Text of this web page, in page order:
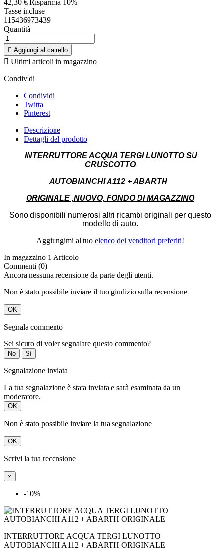
42,30 € Risparmia 10%
Tasse incluse
115436973439
Quantità
 Aggiungi al carrello
 Ultimi articoli in magazzino
Condividi
Condividi
Twitta
Pinterest
Descrizione
Dettagli del prodotto
INTERRUTTORE ACQUA TERGI LUNOTTO SU
CRUSCOTTO
AUTOBIANCHI A112 + ABARTH
ORIGINALE ,NUOVO, FONDO DI MAGAZZINO
Sono disponibili numerosi altri ricambi originali per questo
modello di auto.
Aggiungimi al tuo elenco dei venditori preferiti!
In magazzino 1 Articolo
Commenti (0)
Ancora nessuna recensione da parte degli utenti.
Non è stato possibile inviare il tuo giudizio sulla recensione
OK
Segnala commento
Sei sicuro di voler segnalare questo commento?
No Sì
Segnalazione inviata
La tua segnalazione è stata inviata e sarà esaminata da un
moderatore.
OK
Non è stato possibile inviare la tua segnalazione
OK
Scrivi la tua recensione
×
-10%
INTERRUTTORE ACQUA TERGI LUNOTTO
AUTOBIANCHI A112 + ABARTH ORIGINALE